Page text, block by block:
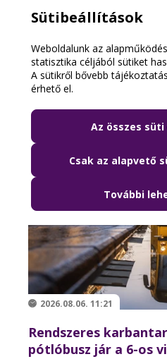
2026.08.07. 12:11
Pótlóbusz jár az 51A
augusztusi hétvégén
2026.08.06. 11:21
Rendszeres
pótlóbusz jár a 6-os
Sütibeállítások
Weboldalunk az
statisztika céljából sütiket
A sütikről bővebb tájékoztatás
érhető el.
Az összes
Csak az alapvető
További